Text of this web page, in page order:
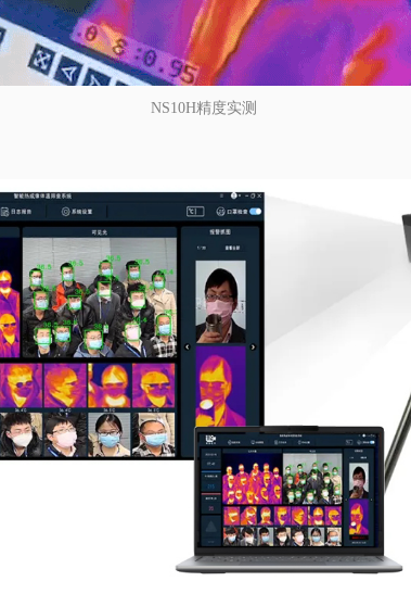
NS10H精度实测